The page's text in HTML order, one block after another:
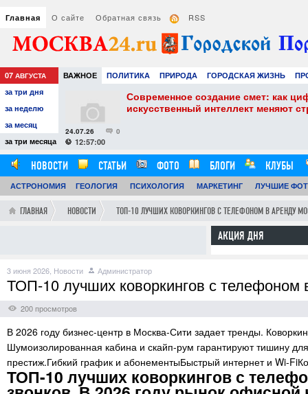
Главная О сайте Обратная связь RSS
07 АВГУСТА ВАЖНОЕ ПОЛИТИКА ПРИРОДА ГОРОДСКАЯ ЖИЗНЬ
ТЕХНОЛОГИИ
за три дня
за неделю
за месяц
за три месяца
и
0
24.07.26
12:57:00
Современное создание смет: как
искусственный интеллект меняют
НОВОСТИ СТАТЬИ ФОТО БЛОГИ
КЛУБЫ
ОБЗОРЫ
ВИДЕОРЕПОРТАЖИ
АСТРОНОМИЯ ГЕОЛОГИЯ ПСИХОЛОГИЯ МАРКЕТИНГ ЛУЧШИЕ
ГЛАВНАЯ НОВОСТИ ТОП-10 ЛУЧШИХ КОВОРКИНГОВ С ТЕЛЕФОНОМ В АРЕНДУ
АКЦИЯ ДНЯ
3 июня 2026, Новости Администратор
ТОП-10 лучших коворкингов с телефоном
200 просмотров
В 2026 году бизнес-центр в Москва-Сити задает тренды.
Шумоизолированная кабина и скайп-рум гарантируют тишину
престиж.Гибкий график и абонементыБыстрый интернет и Wi-
ТОП-10 лучших коворкингов с